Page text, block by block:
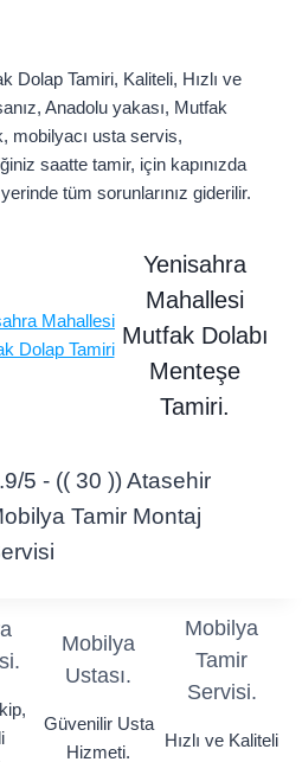
Dolap Tamiri, Kaliteli, Hızlı ve
Anadolu yakası, Mutfak
mobilyacı usta servis,
saatte tamir, için kapınızda
tüm sorunlarınız giderilir.
Mahallesi
Dolap Tamiri
Yenisahra
Mahallesi
Mutfak Dolabı
Menteşe
Tamiri.
5 - (( 30 )) Atasehir
Tamir Montaj
Mobilya
Ustası.
Güvenilir Usta
Hizmeti.
Mobilya
Tamir
Servisi.
Hızlı ve Kaliteli